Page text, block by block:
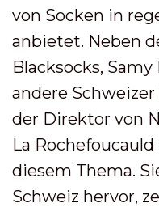
von Socken in
anbietet. Neben
Blacksocks,
andere
der Direktor von
La
diesem Thema.
Schweiz hervor,